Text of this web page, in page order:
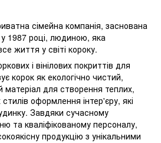
сімейна компанія, заснована
1987 році, людиною, яка
життя у світі короку.
і вінілових покриттів для
корок як екологічно чистий,
матеріал для створення теплих,
оформлення інтер'єру, які
Завдяки сучасному
та кваліфікованому персоналу,
продукцію з унікальними